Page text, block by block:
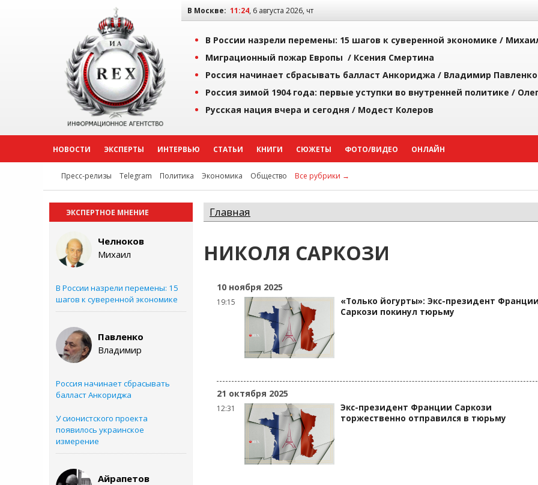
В Москве: 11:24, 6 августа 2026, чт
В России назрели перемены: 15 шагов к суверенной экономике /
Миграционный пожар Европы / Ксения Смертина
Россия начинает сбрасывать балласт Анкориджа / Владимир Павленко
Россия зимой 1904 года: первые уступки во внутренней политике /
Русская нация вчера и сегодня / Модест Колеров
НОВОСТИ ЭКСПЕРТЫ ИНТЕРВЬЮ СТАТЬИ КНИГИ СЮЖЕТЫ ФОТО/ВИДЕО ОНЛАЙН
Пресс-релизы Telegram Политика Экономика Общество Все рубрики →
ЭКСПЕРТНОЕ МНЕНИЕ
Челноков
Михаил
В России назрели перемены: 15
шагов к суверенной экономике
Павленко
Владимир
Россия начинает сбрасывать
балласт Анкориджа
У сионистского проекта
появилось украинское
измерение
Айрапетов
Главная
НИКОЛЯ САРКОЗИ
10 ноября 2025
19:15
«Только йогурты»: Экс-президент
Саркози покинул тюрьму
21 октября 2025
12:31
Экс-президент Франции Саркози
торжественно отправился в тюрьму